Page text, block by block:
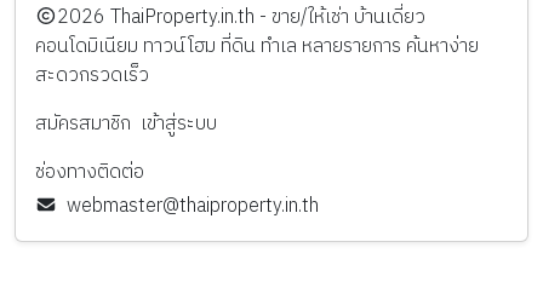
️2026 ThaiProperty.in.th - ขาย/ให้เช่า บ้านเดี่ยว
คอนโดมิเนียม ทาวน์โฮม ที่ดิน ทำเล หลายรายการ ค้นหาง่าย
สะดวกรวดเร็ว
สมัครสมาชิก เข้าสู่ระบบ
ช่องทางติดต่อ
webmaster@thaiproperty.in.th